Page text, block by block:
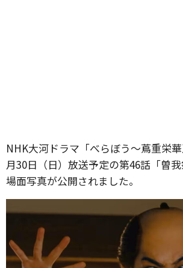
NHK大河ドラマ「べらぼう〜蔦重栄
月30日（日）放送予定の第46話「曽我
場面写真が公開されました。